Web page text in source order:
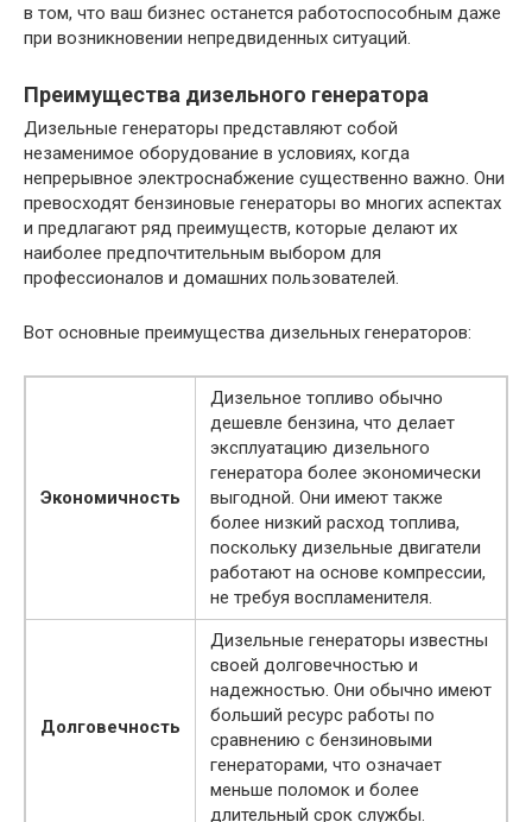
в том, что ваш бизнес останется работоспособным даже
при возникновении непредвиденных ситуаций.
Преимущества дизельного генератора
Дизельные генераторы представляют собой
незаменимое оборудование в условиях, когда
непрерывное электроснабжение существенно важно. Они
превосходят бензиновые генераторы во многих аспектах
и предлагают ряд преимуществ, которые делают их
наиболее предпочтительным выбором для
профессионалов и домашних пользователей.
Вот основные преимущества дизельных генераторов:
Экономичность
Дизельное топливо обычно
дешевле бензина, что делает
эксплуатацию дизельного
генератора более экономически
выгодной. Они имеют также
более низкий расход топлива,
поскольку дизельные двигатели
работают на основе компрессии,
не требуя воспламенителя.
Долговечность
Дизельные генераторы известны
своей долговечностью и
надежностью. Они обычно имеют
больший ресурс работы по
сравнению с бензиновыми
генераторами, что означает
меньше поломок и более
длительный срок службы.